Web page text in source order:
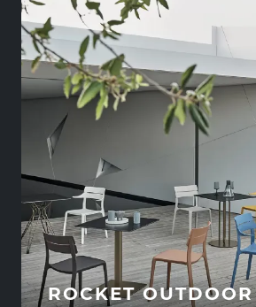
ROCKET OUTDOOR